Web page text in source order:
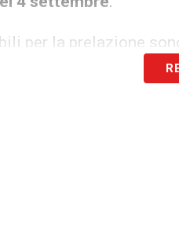
per la prelazione
(Parterre, Centrale e Top)